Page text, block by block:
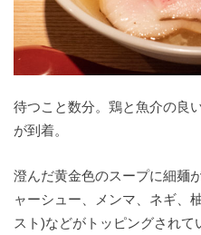
待つこと数分。鶏と魚介の良
が到着。
澄んだ黄金色のスープに細麺
ャーシュー、メンマ、ネギ、
スト)などがトッピングされて